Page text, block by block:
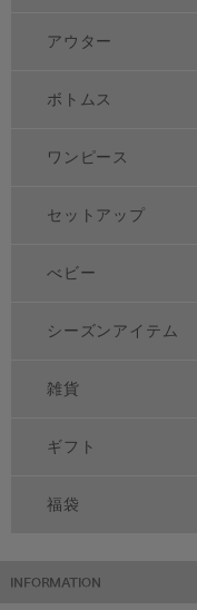
アウター
ボトムス
ワンピース
セットアップ
べビー
シーズンアイテム
雑貨
ギフト
福袋